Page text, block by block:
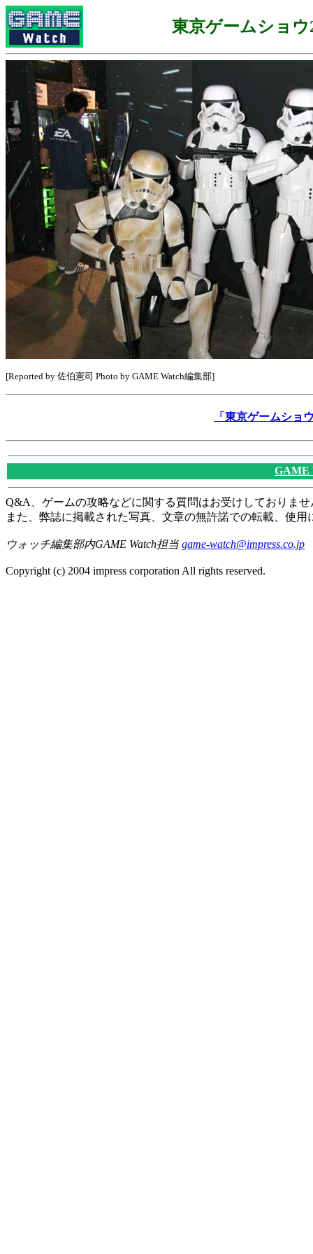
東京ゲームショウ
[Reported by 佐伯憲司 Photo by GAME Watch編集部]
「東京ゲームショ
GAME
Q&A、ゲームの攻略などに関する質問はお受けしておりませ
また、弊誌に掲載された写真、文章の無許諾での転載、使
ウォッチ編集部内GAME Watch担当 game-watch@impress.co.jp
Copyright (c) 2004 impress corporation All rights reserved.